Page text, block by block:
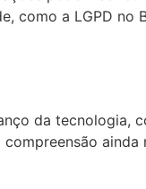
como a LGPD no
da tecnologia,